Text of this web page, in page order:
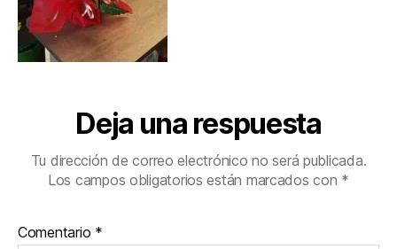
Deja una respuesta
Tu dirección de correo electrónico no será publicada.
Los campos obligatorios están marcados con *
Comentario *